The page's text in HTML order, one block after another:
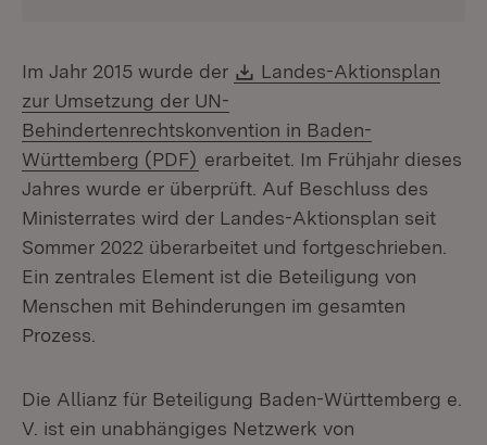
Im Jahr 2015 wurde der Download:
Landes-Aktionsplan
zur Umsetzung der UN-
Behindertenrechtskonvention in Baden-
Württemberg (PDF) (Öffnet in neuem Fenster)
erarbeitet. Im Frühjahr dieses
Jahres wurde er überprüft. Auf Beschluss des
Ministerrates wird der Landes-Aktionsplan seit
Sommer 2022 überarbeitet und fortgeschrieben.
Ein zentrales Element ist die Beteiligung von
Menschen mit Behinderungen im gesamten
Prozess.
Die Allianz für Beteiligung Baden-Württemberg e.
V. ist ein unabhängiges Netzwerk von